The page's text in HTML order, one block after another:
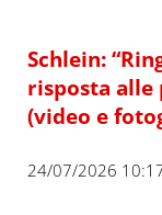
Schlein:
risposta alle
(video e
24/07/2026